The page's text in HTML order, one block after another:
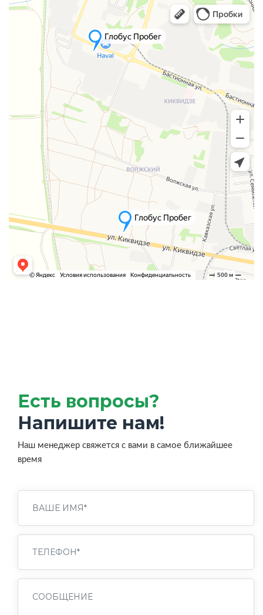
Есть вопросы?
Напишите нам!
Наш менеджер свяжется с вами в самое ближайшее
время